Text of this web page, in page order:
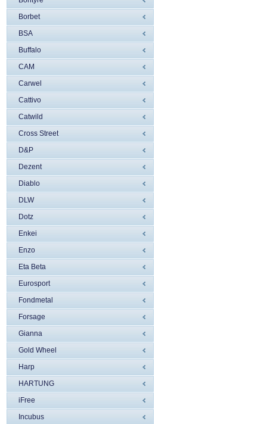
Borbet
BSA
Buffalo
CAM
Carwel
Cattivo
Catwild
Cross Street
D&P
Dezent
Diablo
DLW
Dotz
Enkei
Enzo
Eta Beta
Eurosport
Fondmetal
Forsage
Gianna
Gold Wheel
Harp
HARTUNG
iFree
Incubus